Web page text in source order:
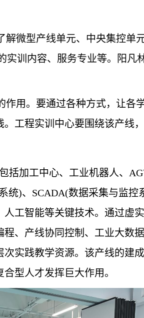
微型产线单元、中央集控单
训内容、服务专业等。阳凡
用。要通过各种方式，让各
工程实训中心要围绕该产线
括加工中心、工业机器人、
统)、 SCADA(数据采集与监控
工智能等关键技术。通过虚
、产线协同控制、工业大数
实践教学资源。该产线的建
型人才发挥巨大作用。